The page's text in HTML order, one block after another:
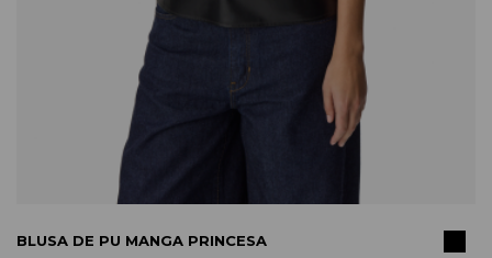
BLUSA DE PU MANGA PRINCESA